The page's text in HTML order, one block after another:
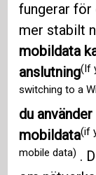
fungerar för
mer stabilt
mobildata
anslutning(If
switching to a
du
mobildata(if
mobile data) .